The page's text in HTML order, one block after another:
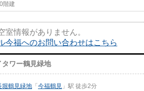
階建
室情報がありません。
今福へのお問い合わせはこちら
タワー鶴見緑地
堀鶴見緑地 「 今福鶴見 」駅 徒歩2分